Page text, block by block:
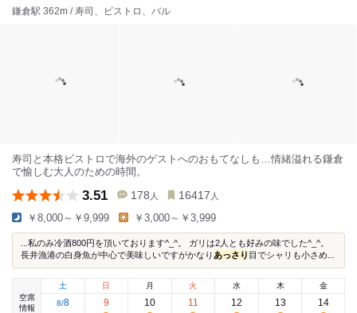
鎌倉駅 362m / 寿司、ビストロ、バル
寿司と本格ビストロで海外のゲストへのおもてなしも…情緒溢れる鎌倉
で愉しむ大人のための時間。
3.51 178 人 16417 人
￥8,000～￥9,999 ￥3,000～￥3,999
...私のみ冷酒800円を頂いております^_^。 ガリは2人とも好みの味でした^_^。
長井漁港の白身魚が中心で美味しいですがかなり あっさり 目でシャリも小さめ...
空席
情報
土
8/8
日
9
月
10
火
11
水
12
木
13
金
14